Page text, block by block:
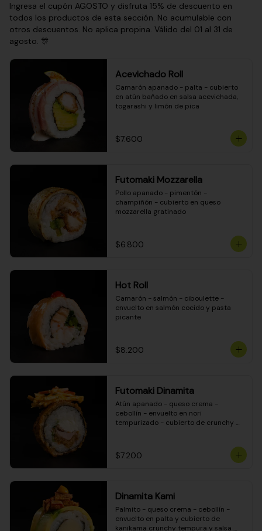
Ingresa el cupón AGOSTO y disfruta 15% de descuento en
todos los productos de esta sección. No acumulable con
otros descuentos. No aplica propina. Válido del 01 al 31 de
agosto. 🎊
Acevichado Roll
Camarón apanado - palta - cubierto
en atún bañado en salsa acevichada,
togarashi y limón de pica
$7.600
Futomaki Mozzarella
Pollo apanado - pimentón -
champiñón - cubierto en queso
mozzarella gratinado
$6.800
Hot Roll
Camarón - salmón - ciboulette -
envuelto en salmón cocido y pasta
picante
$8.200
Futomaki Dinamita
Atún apanado - queso crema -
cebollín - envuelto en nori
tempurizado - cubierto de crunchy
$7.200
Dinamita Kami
Palmito - queso crema - cebollín -
envuelto en palta y cubierto de
kanikama crunchy tempura y salsa